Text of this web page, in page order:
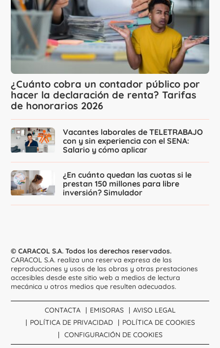
¿Cuánto cobra un contador público por
hacer la declaración de renta? Tarifas
de honorarios 2026
Vacantes laborales de TELETRABAJO
con y sin experiencia con el SENA:
Salario y cómo aplicar
¿En cuánto quedan las cuotas si le
prestan 150 millones para libre
inversión? Simulador
© CARACOL S.A. Todos los derechos reservados.
CARACOL S.A. realiza una reserva expresa de las
reproducciones y usos de las obras y otras prestaciones
accesibles desde este sitio web a medios de lectura
mecánica u otros medios que resulten adecuados.
CONTACTA EMISORAS
AVISO LEGAL
POLÍTICA DE PRIVACIDAD
POLÍTICA DE COOKIES
CONFIGURACIÓN DE COOKIES